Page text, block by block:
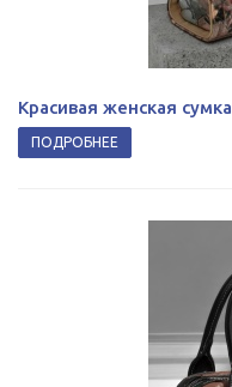
Красивая женская сумка
ПОДРОБНЕЕ